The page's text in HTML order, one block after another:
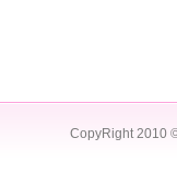
CopyRight 2010